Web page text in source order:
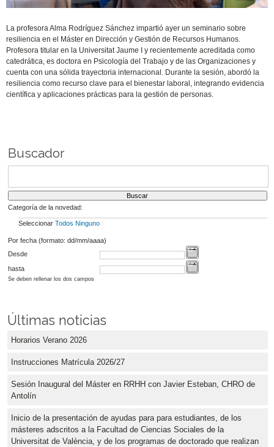
La profesora Alma Rodríguez Sánchez impartió ayer un seminario sobre
resiliencia en el Máster en Dirección y Gestión de Recursos Humanos.
Profesora titular en la Universitat Jaume I y recientemente acreditada como
catedrática, es doctora en Psicología del Trabajo y de las Organizaciones y
cuenta con una sólida trayectoria internacional. Durante la sesión, abordó la
resiliencia como recurso clave para el bienestar laboral, integrando evidencia
científica y aplicaciones prácticas para la gestión de personas.
Buscador
Categoría de la novedad:
Seleccionar Todos Ninguno
Por fecha (formato: dd/mm/aaaa)
Desde
hasta
Se deben rellenar los dos campos
Últimas noticias
Horarios Verano 2026
Instrucciones Matrícula 2026/27
Sesión Inaugural del Máster en RRHH con Javier Esteban, CHRO de
Antolín
Inicio de la presentación de ayudas para para estudiantes, de los
másteres adscritos a la Facultad de Ciencias Sociales de la
Universitat de València, y de los programas de doctorado que realizan